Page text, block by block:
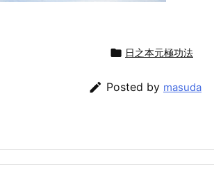
 日之本元極功法
 Posted by masuda